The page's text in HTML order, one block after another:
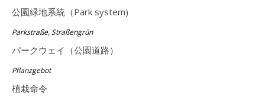
公園緑地系統（Park system)
Parkstraße, Straßengrün
パークウェイ（公園道路）
Pflanzgebot
植栽命令